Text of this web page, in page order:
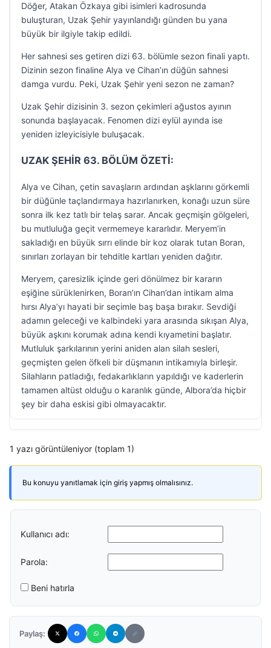
Döğer, Atakan Özkaya gibi isimleri kadrosunda
buluşturan, Uzak Şehir yayınlandığı günden bu yana
büyük bir ilgiyle takip edildi.
Her sahnesi ses getiren dizi 63. bölümle sezon finali yaptı.
Dizinin sezon finaline Alya ve Cihan’ın düğün sahnesi
damga vurdu. Peki, Uzak Şehir yeni sezon ne zaman?
Uzak Şehir dizisinin 3. sezon çekimleri ağustos ayının
sonunda başlayacak. Fenomen dizi eylül ayında ise
yeniden izleyicisiyle buluşacak.
UZAK ŞEHİR 63. BÖLÜM ÖZETİ:
Alya ve Cihan, çetin savaşların ardından aşklarını görkemli
bir düğünle taçlandırmaya hazırlanırken, konağı uzun süre
sonra ilk kez tatlı bir telaş sarar. Ancak geçmişin gölgeleri,
bu mutluluğa geçit vermemeye kararlıdır. Meryem’in
sakladığı en büyük sırrı elinde bir koz olarak tutan Boran,
sınırları zorlayan bir tehditle kartları yeniden dağıtır.
Meryem, çaresizlik içinde geri dönülmez bir kararın
eşiğine sürüklenirken, Boran’ın Cihan’dan intikam alma
hırsı Alya’yı hayati bir seçimle baş başa bırakır. Sevdiği
adamın geleceği ve kalbindeki yara arasında sıkışan Alya,
büyük aşkını korumak adına kendi kıyametini başlatır.
Mutluluk şarkılarının yerini aniden alan silah sesleri,
geçmişten gelen öfkeli bir düşmanın intikamıyla birleşir.
Silahların patladığı, fedakarlıkların yapıldığı ve kaderlerin
tamamen altüst olduğu o karanlık günde, Albora’da hiçbir
şey bir daha eskisi gibi olmayacaktır.
1 yazı görüntüleniyor (toplam 1)
Bu konuyu yanıtlamak için giriş yapmış olmalısınız.
Kullanıcı adı:
Parola:
Beni hatırla
Paylaş: